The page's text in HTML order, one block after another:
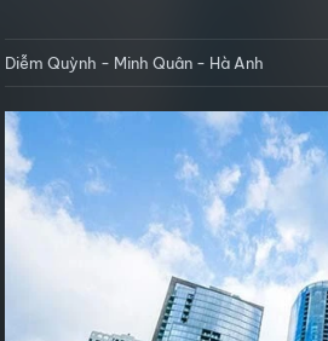
Diễm Quỳnh - Minh Quân - Hà Anh